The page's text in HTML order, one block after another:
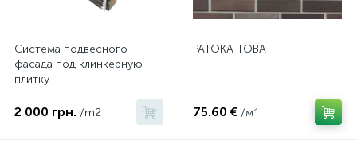
Система подвесного
фасада под клинкерную
плитку
2 000 грн. /m2
PATOKA TOBA
75.60 € /м²